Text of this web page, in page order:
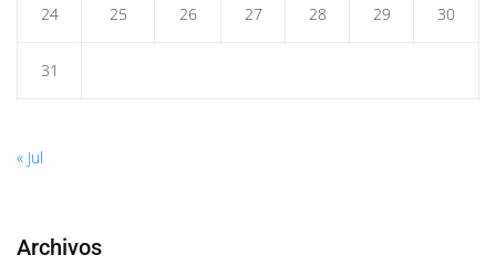
24 25 26 27 28 29 30
31
« Jul
Archivos